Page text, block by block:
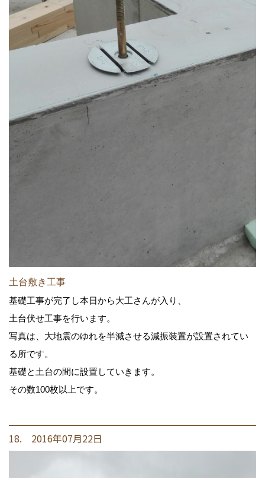
土台敷き工事
基礎工事が完了し本日から大工さんが入り、
土台伏せ工事を行います。
写真は、大地震のゆれを半減させる減振装置が設置されてい
る所です。
基礎と土台の間に設置していきます。
その数100枚以上です。
18. 2016年07月22日